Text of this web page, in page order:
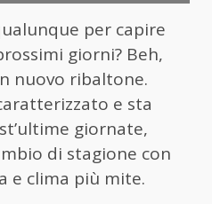
per capire
giorni? Beh,
nuovo ribaltone.
e sta
giornate,
di stagione con
e clima più mite.